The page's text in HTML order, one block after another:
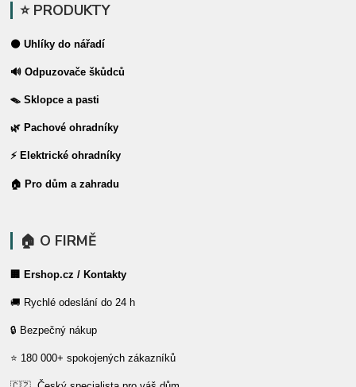
⭐ PRODUKTY
⚫ Uhlíky do nářadí
🔊 Odpuzovače škůdců
🪤 Sklopce a pasti
🌿 Pachové ohradníky
⚡ Elektrické ohradníky
🏠 Pro dům a zahradu
🏠 O FIRMĚ
🏢 Ershop.cz / Kontakty
🚚 Rychlé odeslání do 24 h
🔒 Bezpečný nákup
⭐ 180 000+ spokojených zákazníků